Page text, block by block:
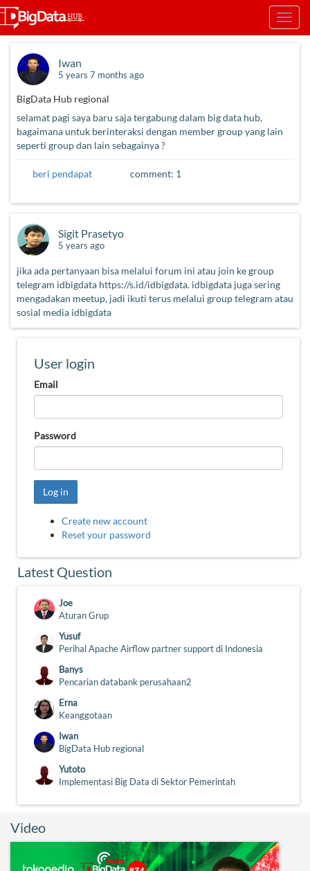
Skip
main
Iwan
5 years 7 months ago
BigData Hub regional
selamat pagi saya baru saja tergabung dalam big data hub,
bagaimana untuk berinteraksi dengan member group yang lain
seperti group dan lain sebagainya ?
beri pendapat comment: 1
Sigit Prasetyo
5 years ago
jika ada pertanyaan bisa melalui forum ini atau join ke group
telegram idbigdata https://s.id/idbigdata. idbigdata juga sering
mengadakan meetup, jadi ikuti terus melalui group telegram atau
sosial media idbigdata
User login
Email
Password
Log in
Create new account
Reset your password
Latest Question
Joe
Aturan Grup
Yusuf
Perihal Apache Airflow partner support di Indonesia
Banys
Pencarian databank perusahaan2
Erna
Keanggotaan
Iwan
BigData Hub regional
Yutoto
Implementasi Big Data di Sektor Pemerintah
Video